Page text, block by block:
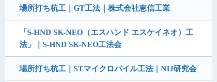
場所打ち杭工｜GT工法｜株式会社恵信工業
「S-HND SK-NEO（エスハンド エスケイネオ）工
法」｜S-HND SK-NEO工法会
場所打ち杭工｜STマイクロパイル工法｜NIJ研究会